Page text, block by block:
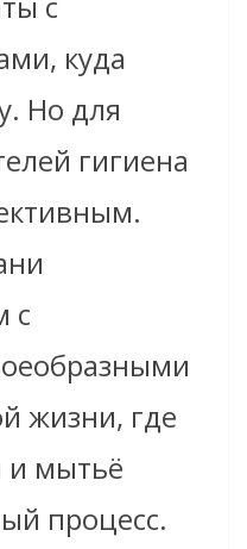
куда
Но для
гигиена
с
жизни, где
и мытьё
процесс.